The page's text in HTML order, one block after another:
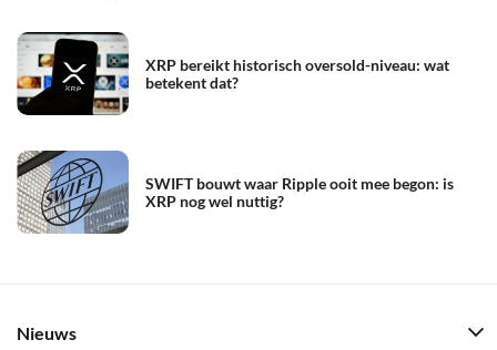
XRP bereikt historisch oversold-niveau: wat
betekent dat?
SWIFT bouwt waar Ripple ooit mee begon: is
XRP nog wel nuttig?
Nieuws